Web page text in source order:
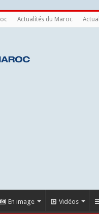
Actualités du Maroc
En image Vidéos